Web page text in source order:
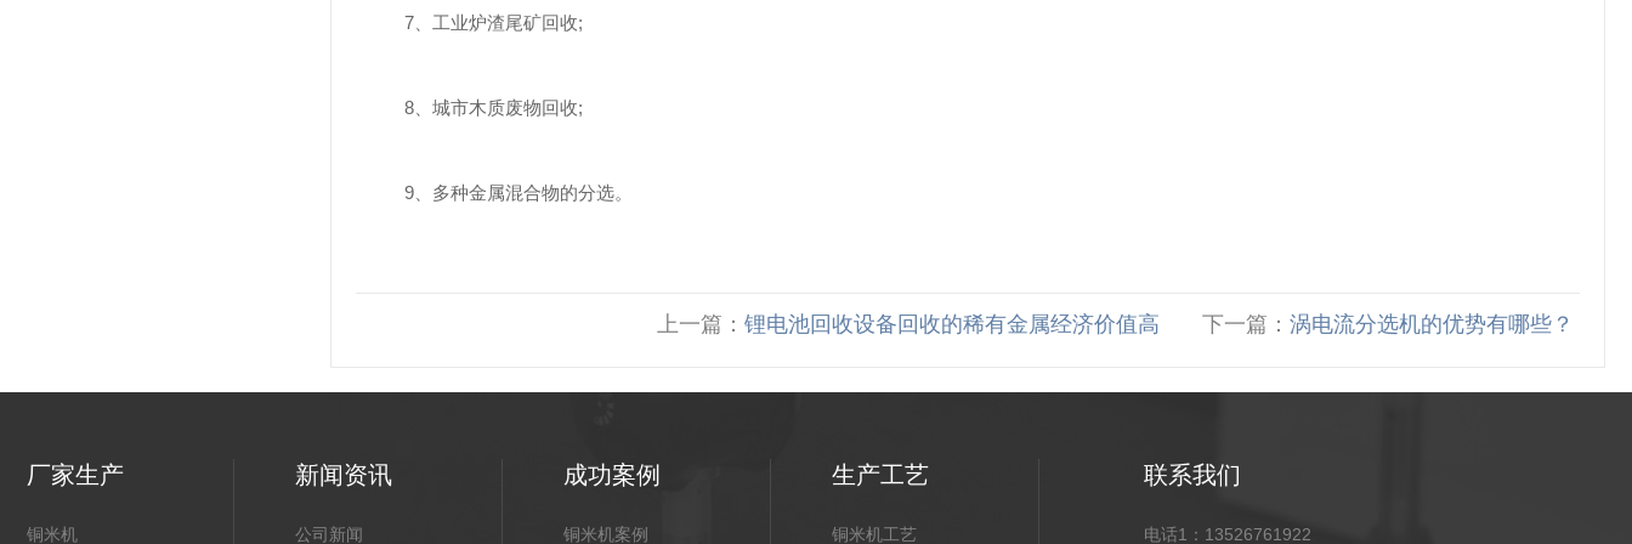
7、工业炉渣尾矿回收;
8、城市木质废物回收;
9、多种金属混合物的分选。
上一篇： 锂电池回收设备回收的稀有金属经济价值高 下一篇： 涡电流分选机的优势有哪些？
厂家生产
铜米机
新闻资讯
公司新闻
成功案例
铜米机案例
生产工艺
铜米机工艺
联系我们
电话1：13526761922